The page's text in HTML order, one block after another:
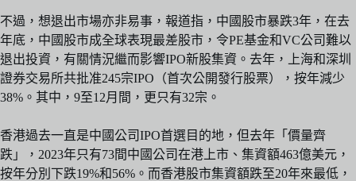
不過，想退出市場亦非易事，報道指，中國股市暴跌3年，在去
年底，中國股市成全球表現最差股市，令PE基金和VC公司難以
退出投資，有關情況繼而影響IPO新股集資。去年，上海和深圳
證券交易所共批准245宗IPO（首次公開發行股票），按年減少
38%。其中，9至12月間，更只有32宗。
香港過去一直是中國公司IPO首選目的地，但去年「價量齊
跌」，2023年只有73間中國公司在港上市、集資額463億美元，
按年分別下跌19%和56%。而香港股市集資額跌至20年來最低，